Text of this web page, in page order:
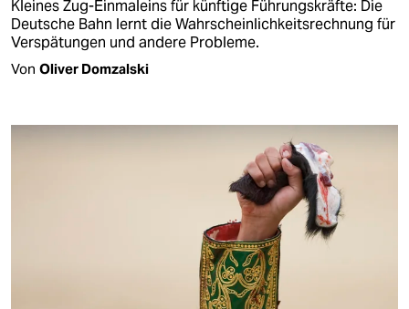
Kleines Zug-Einmaleins für künftige Führungskräfte: Die
Deutsche Bahn lernt die Wahrscheinlichkeitsrechnung für
Verspätungen und andere Probleme.
Von Oliver Domzalski